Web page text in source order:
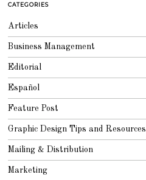
CATEGORIES
Articles
Business Management
Editorial
Español
Feature Post
Graphic Design Tips and Resources
Mailing & Distribution
Marketing